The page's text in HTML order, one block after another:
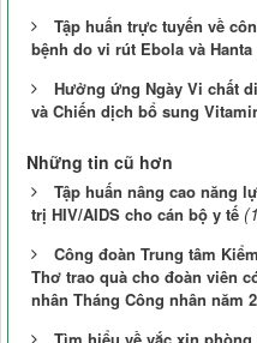
Tập huấn trực tuyến về
bệnh do vi rút Ebola và Hanta
Hưởng ứng Ngày Vi chất
và Chiến dịch bổ sung
Những tin cũ hơn
Tập huấn nâng cao năng
trị HIV/AIDS cho cán bộ y tế
Công đoàn Trung tâm
Thơ trao quà cho đoàn viên
nhân Tháng Công nhân năm